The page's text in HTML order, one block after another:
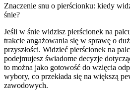
Znaczenie snu o pierścionku: kiedy
śnie?
Jeśli w śnie widzisz pierścionek na
trakcie angażowania się w sprawę o
przyszłości. Widzieć pierścionek na
podejmujesz świadome decyzje
to można jako gotowość do wzięcia
wybory, co przekłada się na większą
zawodowych.